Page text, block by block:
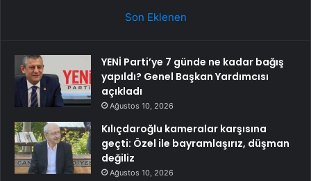
Son Eklenen
YENİ Parti’ye 7 günde ne kadar bağış
yapıldı? Genel Başkan Yardımcısı
açıkladı
Ağustos 10, 2026
Kılıçdaroğlu kameralar karşısına
geçti: Özel ile bayramlaşırız, düşman
değiliz
Ağustos 10, 2026